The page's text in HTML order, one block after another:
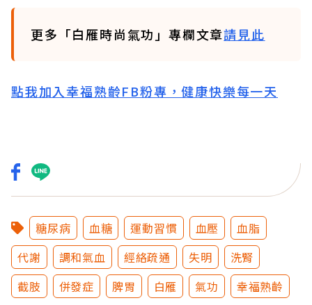
更多「白雁時尚氣功」專欄文章請見此
點我加入幸福熟齡FB粉專，健康快樂每一天
糖尿病 血糖 運動習慣 血壓
血脂
代謝
調和氣血 經絡疏通 失明
洗腎
截肢
併發症 脾胃 白雁 氣功 幸福熟齡